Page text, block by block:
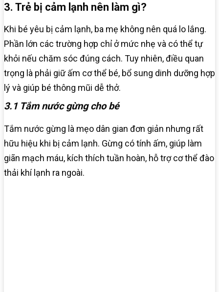
3. Trẻ bị cảm lạnh nên làm gì?
Khi bé yêu bị cảm lạnh, ba mẹ không nên quá lo lắng.
Phần lớn các trường hợp chỉ ở mức nhẹ và có thể tự
khỏi nếu chăm sóc đúng cách. Tuy nhiên, điều quan
trọng là phải giữ ấm cơ thể bé, bổ sung dinh dưỡng hợp
lý và giúp bé thông mũi dễ thở.
3.1 Tắm nước gừng cho bé
Tắm nước gừng là mẹo dân gian đơn giản nhưng rất
hữu hiệu khi bị cảm lạnh. Gừng có tính ấm, giúp làm
giãn mạch máu, kích thích tuần hoàn, hỗ trợ cơ thể đào
thải khí lạnh ra ngoài.